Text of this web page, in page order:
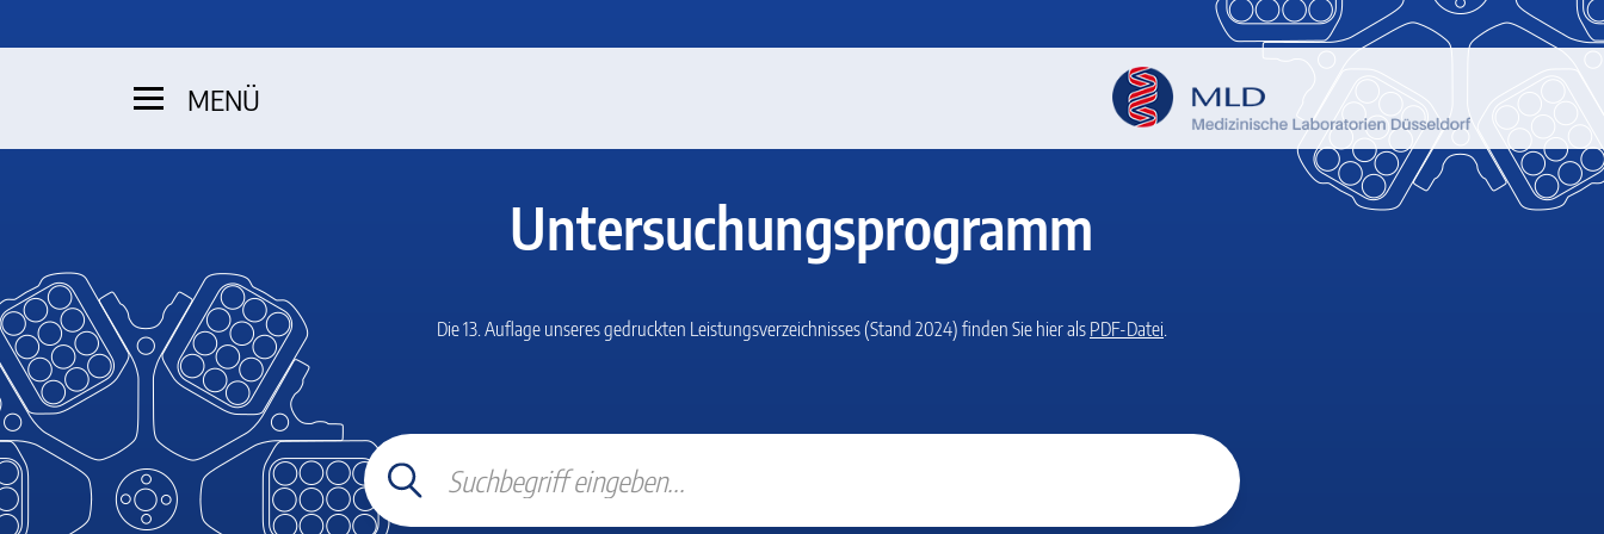
MENÜ
Untersuchungsprogramm
Die 13. Auflage unseres gedruckten Leistungsverzeichnisses (Stand 2024) finden Sie hier als PDF-Datei.